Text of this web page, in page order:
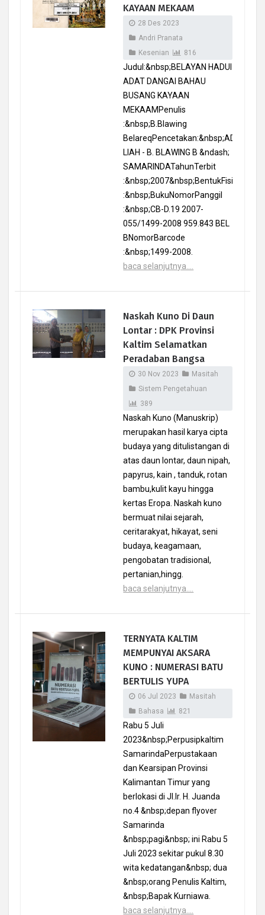
KAYAAN MEKAAM
28 Des 2023
Andri Pranata
Kesenian
816
Judul:&nbsp;BELAYAN HADUI
ADAT DANGAI BAHAU
BUSANG KAYAAN
MEKAAMPenulis
:&nbsp;B.Blawing
BelareqPencetakan:&nbsp;ADRIANUS
LIAH - B. BLAWING B &ndash;
SAMARINDATahunTerbit
:&nbsp;2007&nbsp;BentukFisik
:&nbsp;BukuNomorPanggil
:&nbsp;CB-D.19 2007-
055/1499-2008 959.843 BEL
BNomorBarcode
:&nbsp;1499-2008.
baca selanjutnya....
Naskah Kuno Di Daun
Lontar : DPK Provinsi
Kaltim Selamatkan
Peradaban Bangsa
30 Nov 2023
Masitah
Sistem Pengetahuan
389
Naskah Kuno (Manuskrip)
merupakan hasil karya cipta
budaya yang ditulistangan di
atas daun lontar, daun nipah,
papyrus, kain , tanduk, rotan
bambu,kulit kayu hingga
kertas Eropa. Naskah kuno
bermuat nilai sejarah,
ceritarakyat, hikayat, seni
budaya, keagamaan,
pengobatan tradisional,
pertanian,hingg.
baca selanjutnya....
TERNYATA KALTIM
MEMPUNYAI AKSARA
KUNO : NUMERASI BATU
BERTULIS YUPA
06 Jul 2023
Masitah
Bahasa
821
Rabu 5 Juli
2023&nbsp;Perpusipkaltim
SamarindaPerpustakaan
dan Kearsipan Provinsi
Kalimantan Timur yang
berlokasi di Jl.Ir. H. Juanda
no.4 &nbsp;depan flyover
Samarinda
&nbsp;pagi&nbsp; ini Rabu 5
Juli 2023 sekitar pukul 8.30
wita kedatangan&nbsp; dua
&nbsp;orang Penulis Kaltim,
&nbsp;Bapak Kurniawa.
baca selanjutnya....